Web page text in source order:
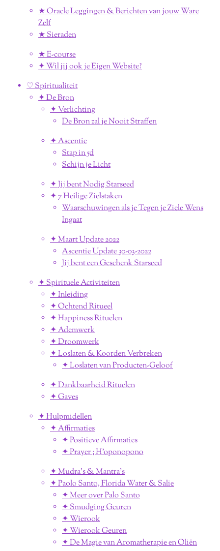
★ Oracle Leggingen & Berichten van jouw Ware
Zelf
★ Sieraden
★ E-course
✦ Wil jij ook je Eigen Website?
♡ Spiritualiteit
✦ De Bron
✦ Verlichting
De Bron zal je Nooit Straffen
✦ Ascentie
Stap in 5d
Schijn je Licht
✦ Jij bent Nodig Starseed
✦ 7 Heilige Zielstaken
Waarschuwingen als je Tegen je Ziele Wens
Ingaat
✦ Maart Update 2022
Ascentie Update 30-03-2022
Jij bent een Geschenk Starseed
✦ Spirituele Activiteiten
✦ Inleiding
✦ Ochtend Ritueel
✦ Happiness Rituelen
✦ Ademwerk
✦ Droomwerk
✦ Loslaten & Koorden Verbreken
✦ Loslaten van Producten-Geloof
✦ Dankbaarheid Rituelen
✦ Gaves
✦ Hulpmidellen
✦ Affirmaties
✦ Positieve Affirmaties
✦ Prayer ; H'oponopono
✦ Mudra's & Mantra's
✦ Paolo Santo, Florida Water & Salie
✦ Meer over Palo Santo
✦ Smudging Geuren
✦ Wierook
✦ Wierook Geuren
✦ De Magie van Aromatherapie en Oliën